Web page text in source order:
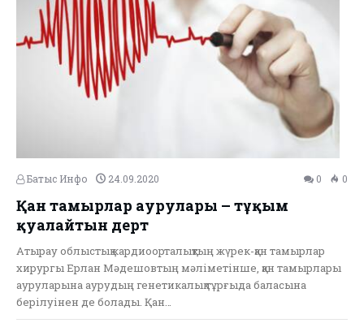
Батыс Инфо 24.09.2020 0 0
Қан тамырлар аурулары – тұқым
қуалайтын дерт
Атырау облыстық кардиоорталықтың жүрек-қан тамырлар
хирургы Ерлан Мәдешовтың мәліметінше, қан тамырлары
ауруларына аурудың генетикалық тұрғыда баласына
берілуінен де болады. Қан…